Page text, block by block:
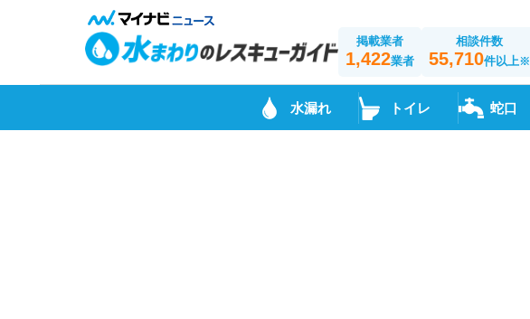
掲載業者
1,422業者
相談件数
55,710件以上※
水漏れ トイレ 蛇口